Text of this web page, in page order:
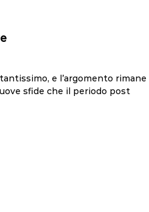
e l’argomento rimane
sfide che il periodo post